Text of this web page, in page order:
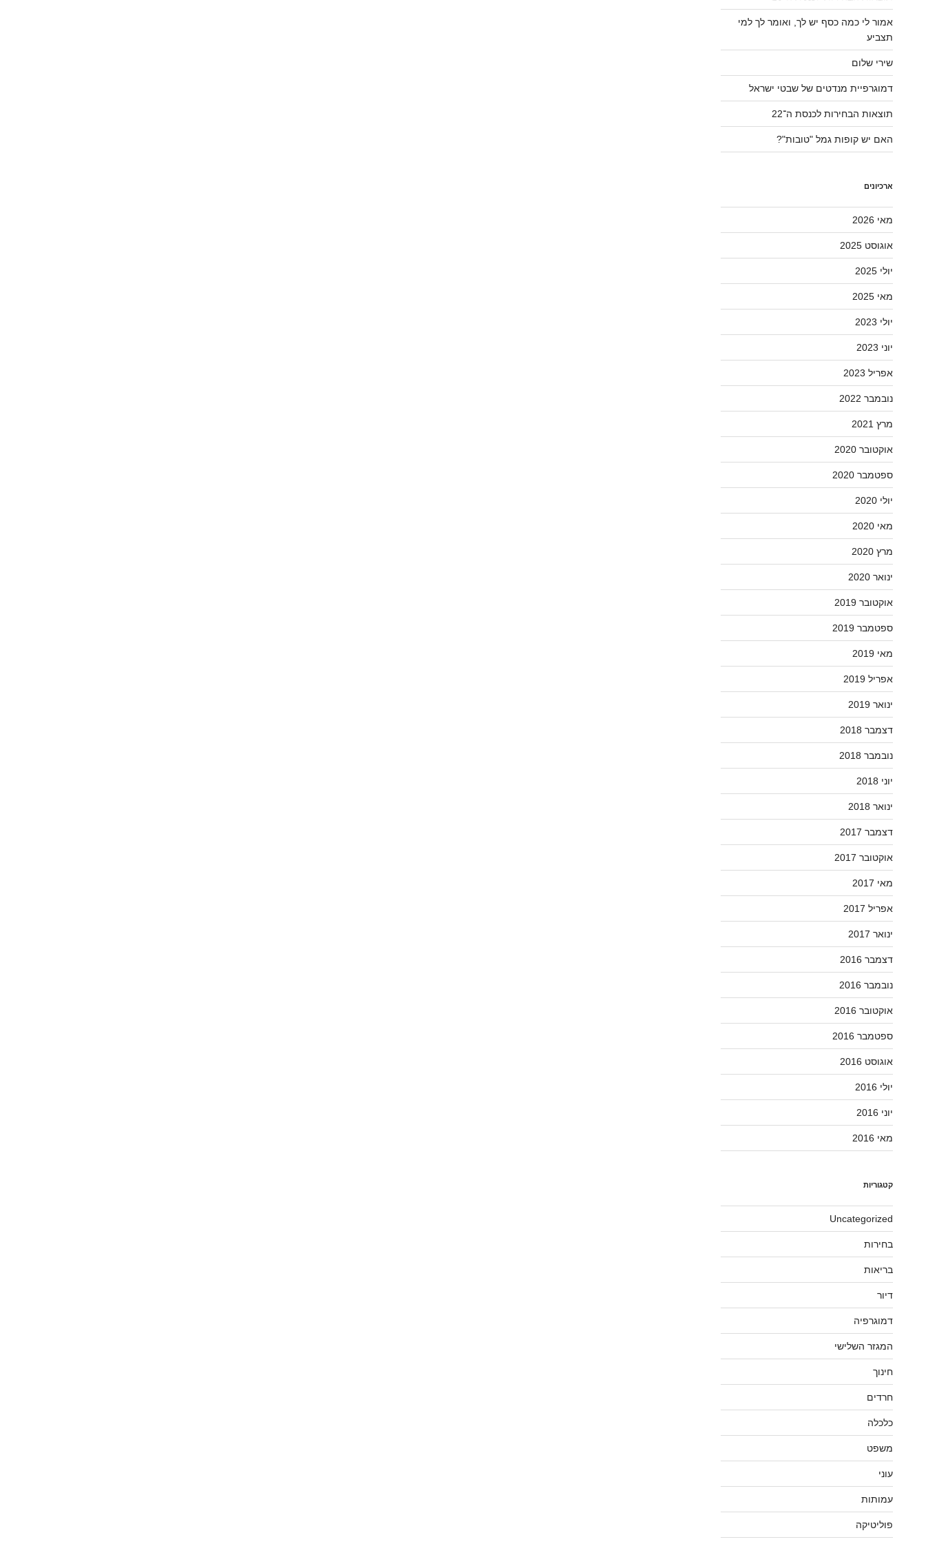
אמור לי כמה כסף יש לך, ואומר לך למי
תצביע
שירי שלום
דמוגרפיית מנדטים של שבטי ישראל
תוצאות הבחירות לכנסת ה־22
האם יש קופות גמל "טובות"?
ארכיונים
מאי 2026
אוגוסט 2025
יולי 2025
מאי 2025
יולי 2023
יוני 2023
אפריל 2023
נובמבר 2022
מרץ 2021
אוקטובר 2020
ספטמבר 2020
יולי 2020
מאי 2020
מרץ 2020
ינואר 2020
אוקטובר 2019
ספטמבר 2019
מאי 2019
אפריל 2019
ינואר 2019
דצמבר 2018
נובמבר 2018
יוני 2018
ינואר 2018
דצמבר 2017
אוקטובר 2017
מאי 2017
אפריל 2017
ינואר 2017
דצמבר 2016
נובמבר 2016
אוקטובר 2016
ספטמבר 2016
אוגוסט 2016
יולי 2016
יוני 2016
מאי 2016
קטגוריות
Uncategorized
בחירות
בריאות
דיור
דמוגרפיה
המגזר השלישי
חינוך
חרדים
כלכלה
משפט
עוני
עמותות
פוליטיקה